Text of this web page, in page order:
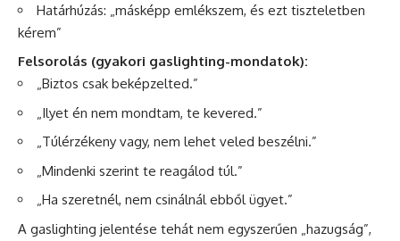
Határhúzás: „másképp emlékszem, és ezt tiszteletben
kérem”
Felsorolás (gyakori gaslighting-mondatok):
„Biztos csak beképzelted.”
„Ilyet én nem mondtam, te kevered.”
„Túlérzékeny vagy, nem lehet veled beszélni.”
„Mindenki szerint te reagálod túl.”
„Ha szeretnél, nem csinálnál ebből ügyet.”
A gaslighting jelentése tehát nem egyszerűen „hazugság”,